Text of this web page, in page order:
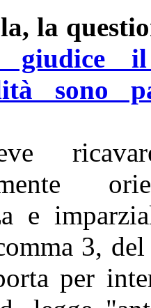
la
giudice
sono
e
3,
per